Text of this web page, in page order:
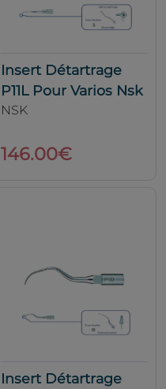
Insert Détartrage
P11L Pour Varios Nsk
NSK
146.00€
Insert Détartrage